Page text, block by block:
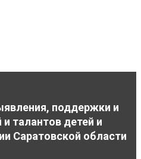
поддержки и
талантов детей и
Саратовской области